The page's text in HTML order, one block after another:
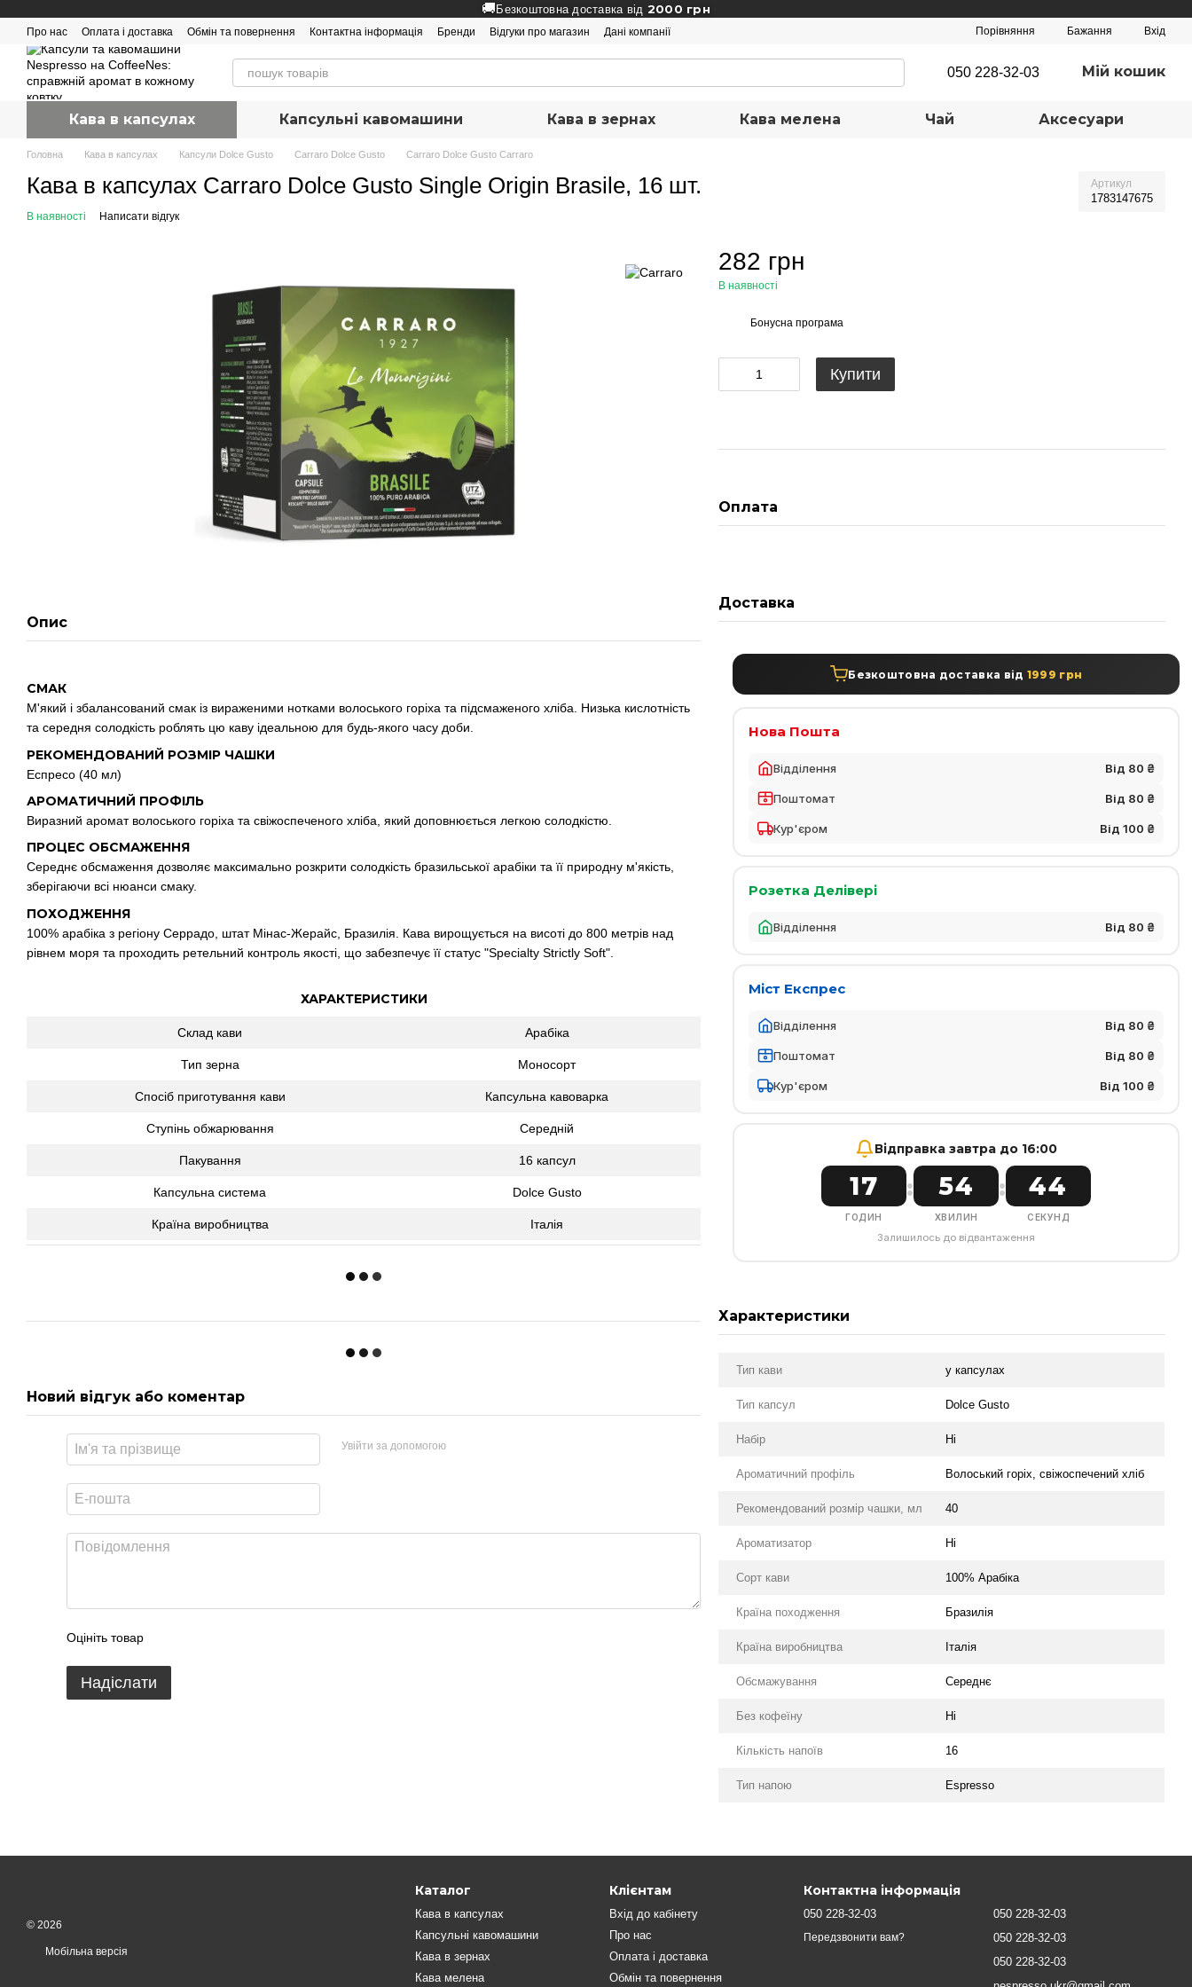
🚚Безкоштовна доставка від 2000 грн
Про нас Оплата і доставка Обмін та повернення Контактна інформація Бренди Відгуки про магазин Дані компанії Порівняння Бажання Вхід
050 228-32-03 Мій кошик
Кава в капсулах Капсульні кавомашини Кава в зернах Кава мелена Чай Аксесуари
Головна Кава в капсулах Капсули Dolce Gusto Carraro Dolce Gusto Carraro Dolce Gusto Carraro
Кава в капсулах Carraro Dolce Gusto Single Origin Brasile, 16 шт. Артикул
1783147675
В наявності Написати відгук
Опис
СМАК
М'який і збалансований смак із вираженими нотками волоського горіха та підсмаженого хліба. Низька кислотність
та середня солодкість роблять цю каву ідеальною для будь-якого часу доби.
РЕКОМЕНДОВАНИЙ РОЗМІР ЧАШКИ
Еспресо (40 мл)
АРОМАТИЧНИЙ ПРОФІЛЬ
Виразний аромат волоського горіха та свіжоспеченого хліба, який доповнюється легкою солодкістю.
ПРОЦЕС ОБСМАЖЕННЯ
Середнє обсмаження дозволяє максимально розкрити солодкість бразильської арабіки та її природну м'якість,
зберігаючи всі нюанси смаку.
ПОХОДЖЕННЯ
100% арабіка з регіону Серрадо, штат Мінас-Жерайс, Бразилія. Кава вирощується на висоті до 800 метрів над
рівнем моря та проходить ретельний контроль якості, що забезпечує її статус "Specialty Strictly Soft".
ХАРАКТЕРИСТИКИ
Склад кави Арабіка
Тип зерна Моносорт
Спосіб приготування кави Капсульна кавоварка
Ступінь обжарювання Середній
Пакування 16 капсул
Капсульна система Dolce Gusto
Країна виробництва Італія
Новий відгук або коментар
Увійти за допомогою
Оцініть товар
Надіслати
282 грн
В наявності
Бонусна програма
Купити
Оплата
Доставка
Безкоштовна доставка від 1999 грн
Нова Пошта
Відділення Від 80 ₴
Поштомат Від 80 ₴
Кур'єром Від 100 ₴
Розетка Делівері
Відділення Від 80 ₴
Міст Експрес
Відділення Від 80 ₴
Поштомат Від 80 ₴
Кур'єром Від 100 ₴
Відправка завтра до 16:00
17
ГОДИН
: 54
ХВИЛИН
: 44
СЕКУНД
Залишилось до відвантаження
Характеристики
Тип кави у капсулах
Тип капсул Dolce Gusto
Набір Ні
Ароматичний профіль Волоський горіх, свіжоспечений хліб
Рекомендований розмір чашки, мл 40
Ароматизатор Ні
Сорт кави 100% Арабіка
Країна походження Бразилія
Країна виробництва Італія
Обсмажування Середнє
Без кофеїну Ні
Кількість напоїв 16
Тип напою Espresso
© 2026
Мобільна версія
Каталог
Кава в капсулах
Капсульні кавомашини
Кава в зернах
Кава мелена
Клієнтам
Вхід до кабінету
Про нас
Оплата і доставка
Обмін та повернення
Контактна інформація
050 228-32-03
Передзвонити вам?
050 228-32-03
050 228-32-03
050 228-32-03